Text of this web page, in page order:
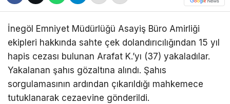
İnegöl Emniyet Müdürlüğü Asayiş Büro Amirliği
ekipleri hakkında sahte çek dolandırıcılığından 15 yıl
hapis cezası bulunan Arafat K.’yı (37) yakaladılar.
Yakalanan şahıs gözaltına alındı. Şahıs
sorgulamasının ardından çıkarıldığı mahkemece
tutuklanarak cezaevine gönderildi.